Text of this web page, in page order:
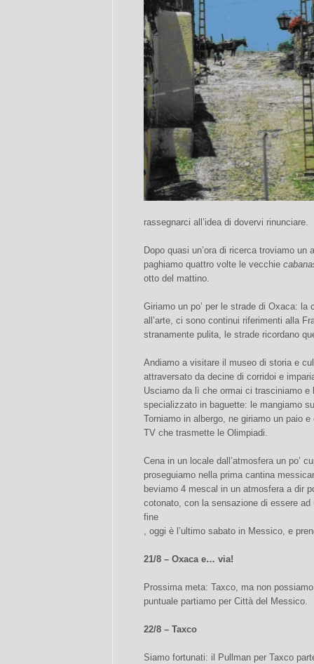
rassegnarci all’idea di dovervi rinunciare.
Dopo quasi un’ora di ricerca troviamo un
paghiamo quattro volte le vecchie
otto del mattino.
Giriamo un po’ per le strade di Oxaca:
all’arte, ci sono continui riferimenti alla
stranamente pulita, le strade ricordano
Andiamo a visitare il museo di storia e
attraversato da decine di corridoi e
Usciamo da lì che ormai ci trasciniamo e
specializzato in baguette: le mangiamo
Torniamo in albergo, ne giriamo un paio
TV che trasmette le Olimpiadi.
Cena in un locale dall’atmosfera un po’
proseguiamo nella prima cantina
beviamo 4 mescal in un atmosfera a dir
cotonato, con la sensazione di essere
fine
, oggi è l’ultimo sabato in Messico, e
21/8 – Oxaca e… via!
Prossima meta: Taxco, ma non
puntuale partiamo per Città del Messico.
22/8 – Taxco
Siamo fortunati: il Pullman per Taxco